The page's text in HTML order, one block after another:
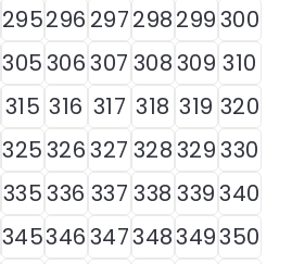
295296 297298299300
305306307 308309 310
315 316 317 318 319 320
325326327 328329330
335336 337 338 339340
345346347348349350